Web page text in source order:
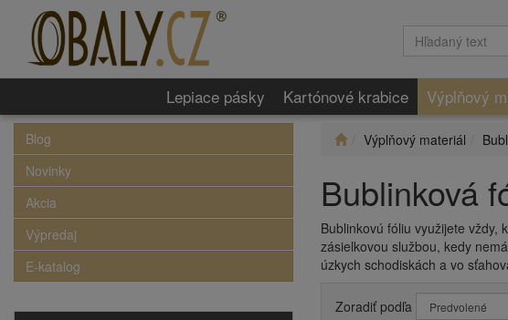
Lepiace pásky Kartónové krabice Výplňový
Blog
Novinky
Akcia
Výpredaj
E-katalog
Výplňový materiál
Bublinková
Bublinkovú fóliu využijete vždy,
zásielkovou službou, kedy
úzkych schodiskách a vo
Zoradiť podľa